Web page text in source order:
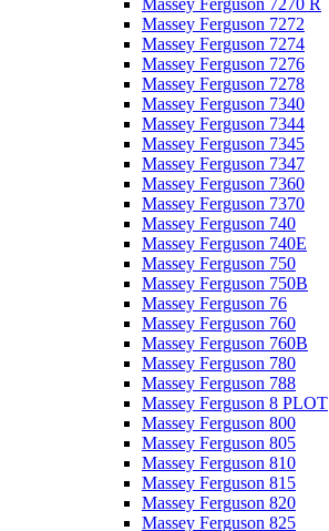
Massey Ferguson 7270 R
Massey Ferguson 7272
Massey Ferguson 7274
Massey Ferguson 7276
Massey Ferguson 7278
Massey Ferguson 7340
Massey Ferguson 7344
Massey Ferguson 7345
Massey Ferguson 7347
Massey Ferguson 7360
Massey Ferguson 7370
Massey Ferguson 740
Massey Ferguson 740E
Massey Ferguson 750
Massey Ferguson 750B
Massey Ferguson 76
Massey Ferguson 760
Massey Ferguson 760B
Massey Ferguson 780
Massey Ferguson 788
Massey Ferguson 8 PLOT
Massey Ferguson 800
Massey Ferguson 805
Massey Ferguson 810
Massey Ferguson 815
Massey Ferguson 820
Massey Ferguson 825